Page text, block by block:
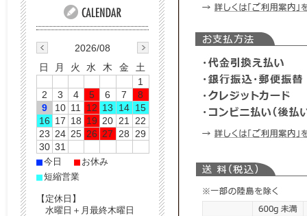
2026/08
日
月 火 水 木 金
土
1
2
3 4 5 6 7
8
9
10 11 12 13 14 15
16 17 18 19 20 21
22
23 24 25 26 27 28
29
30 31
■今日 ■ お休み
■短縮営業
【定休日】
水曜日＋月最終木曜日